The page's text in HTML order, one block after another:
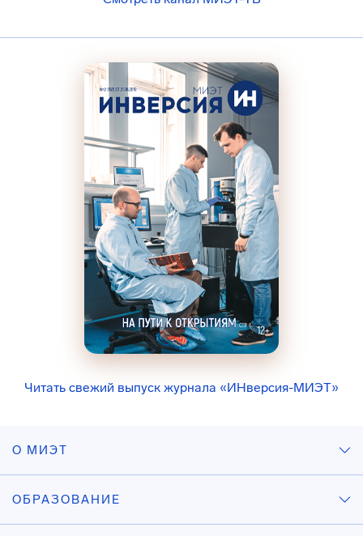
Читать свежий выпуск журнала «ИНверсия-МИЭТ»
О МИЭТ
ОБРАЗОВАНИЕ